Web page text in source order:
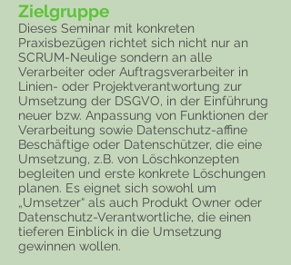
Zielgruppe
Dieses Seminar mit konkreten
Praxisbezügen richtet sich nicht nur an
SCRUM-Neulige sondern an alle
Verarbeiter oder Auftragsverarbeiter in
Linien- oder Projektverantwortung zur
Umsetzung der DSGVO, in der Einführung
neuer bzw. Anpassung von Funktionen der
Verarbeitung sowie Datenschutz-affine
Beschäftige oder Datenschützer, die eine
Umsetzung, z.B. von Löschkonzepten
begleiten und erste konkrete Löschungen
planen. Es eignet sich sowohl um
„Umsetzer“ als auch Produkt Owner oder
Datenschutz-Verantwortliche, die einen
tieferen Einblick in die Umsetzung
gewinnen wollen.